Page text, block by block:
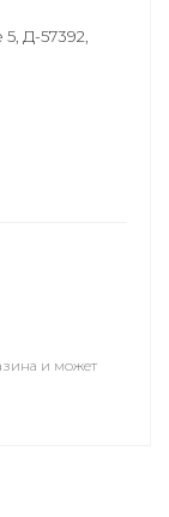
Д-57392,
и может